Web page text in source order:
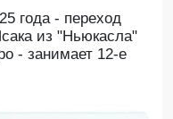
года - переход
из "Ньюкасла"
- занимает 12-е